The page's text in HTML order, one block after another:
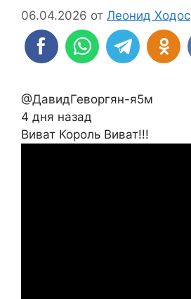
06.04.2026 от Леонид Ходос
@ДавидГеворгян-я5м
4 дня назад
Виват Король Виват!!!